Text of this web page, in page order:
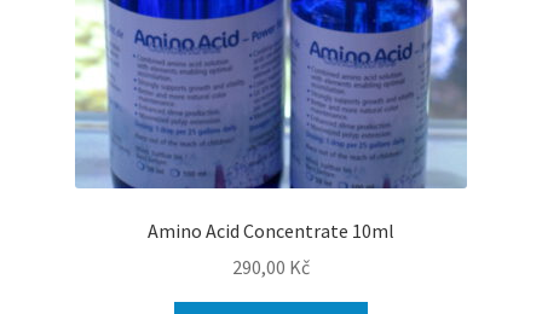
Amino Acid Concentrate 10ml
290,00 Kč